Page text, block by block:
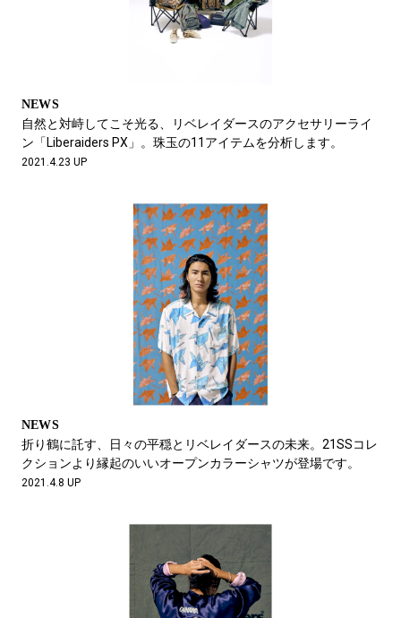
NEWS
自然と対峙してこそ光る、リベレイダースのアクセサリーライ
ン「Liberaiders PX」。珠玉の11アイテムを分析します。
2021.4.23 UP
NEWS
折り鶴に託す、日々の平穏とリベレイダースの未来。21SSコレ
クションより縁起のいいオープンカラーシャツが登場です。
2021.4.8 UP